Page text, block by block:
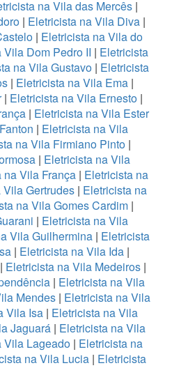
na Vila das Mercês |
| Eletricista na Vila Diva|
| Eletricista na Vila do
Vila Dom Pedro II | Eletricista
na Vila Gustavo| Eletricista
| Eletricista na Vila Ema |
| Eletricista na Vila Ernesto |
| Eletricista na Vila Ester
| Eletricista na Vila
na Vila Firmiano Pinto|
| Eletricista na Vila
na Vila França | Eletricista na
Gertrudes | Eletricista na
na Vila Gomes Cardim |
| Eletricista na Vila
Vila Guilhermina| Eletricista
| Eletricista na Vila Ida|
| Eletricista na Vila Medeiros|
| Eletricista na Vila
Mendes | Eletricista na Vila
Vila Isa| Eletricista na Vila
Jaguará | Eletricista na Vila
Vila Lageado| Eletricista na
na Vila Lucia| Eletricista